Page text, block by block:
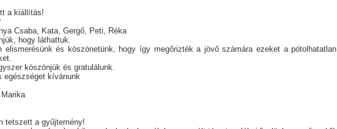
a kiállítás!
Csaba, Kata, Gergő, Peti, Réka
hogy láthattuk.
elismerésünk és köszönetünk, hogy így megőrizték a jövő számára ezeket a pótolhatatlan
köszönjük és gratulálunk.
egészséget kívánunk
tetszett a gyűjtemény!